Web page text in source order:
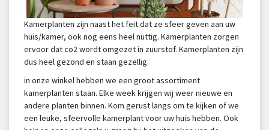
Kamerplanten zijn naast het feit dat ze sfeer geven aan uw
huis/kamer, ook nog eens heel nuttig. Kamerplanten zorgen
ervoor dat co2 wordt omgezet in zuurstof. Kamerplanten zijn
dus heel gezond en staan gezellig.
in onze winkel hebben we een groot assortiment
kamerplanten staan. Elke week krijgen wij weer nieuwe en
andere planten binnen. Kom gerust langs om te kijken of we
een leuke, sfeervolle kamerplant voor uw huis hebben. Ook